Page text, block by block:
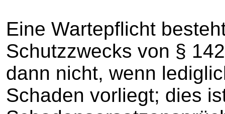
Eine Wartepflicht
Schutzzwecks von §
dann nicht, wenn
Schaden vorliegt; dies